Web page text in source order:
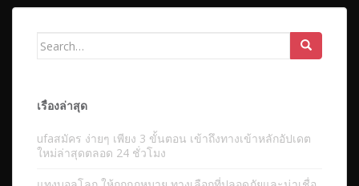
Search
เรื่องล่าสุด
ufaสมัคร ง่ายๆ เพียง 3 ขั้นตอน เข้าถึงทางเข้าหลักอัปเดต
ใหม่ล่าสุดตลอด 24 ชั่วโมง